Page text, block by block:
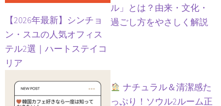
【2026年最新】シンチョ
ン・スユの人気オフィス
テル2選｜ハートステイコ
リア
ル」とは？由来・文化・
過ごし方をやさしく解説
ナチュラル＆清潔感た
っぷり！ソウル2ルーム正